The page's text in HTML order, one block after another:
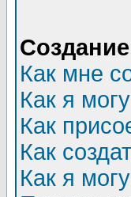
Как мне
Как я
Как
Как
Как я